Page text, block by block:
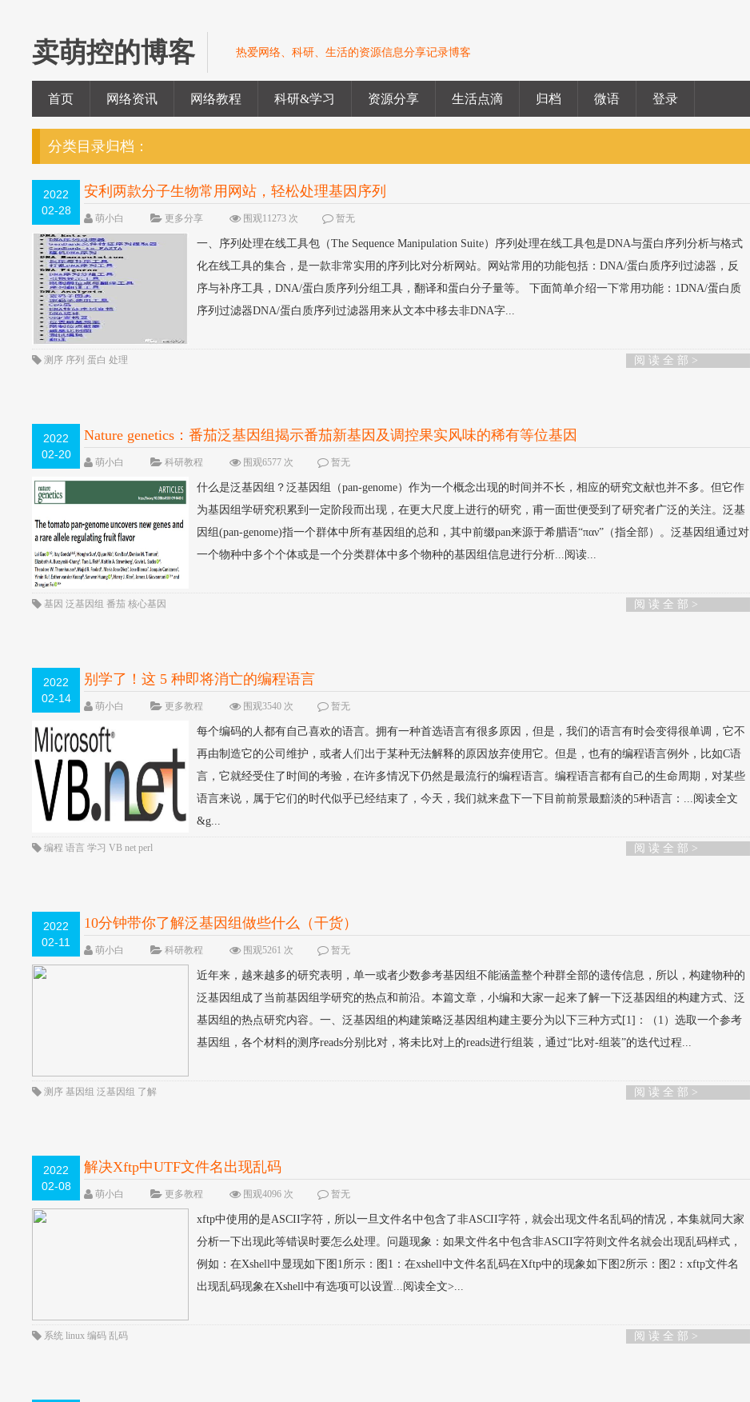
卖萌控的博客 热爱网络、科研、生活的资源信息分享记录博客
首页 网络资讯 网络教程 科研&学习 资源分享 生活点滴 归档 微语 登录
分类目录归档：
2022
02-28
安利两款分子生物常用网站，轻松处理基因序列
萌小白 更多分享 围观11273 次 暂无
一、序列处理在线工具包（The Sequence Manipulation Suite）序列处理在线工具包是DNA与蛋白序列分析与格式
化在线工具的集合，是一款非常实用的序列比对分析网站。网站常用的功能包括：DNA/蛋白质序列过滤器，反
序与补序工具，DNA/蛋白质序列分组工具，翻译和蛋白分子量等。 下面简单介绍一下常用功能：1DNA/蛋白质
序列过滤器DNA/蛋白质序列过滤器用来从文本中移去非DNA字...
阅 读 全 部 >
测序 序列蛋白处理
2022
02-20
Nature genetics：番茄泛基因组揭示番茄新基因及调控果实风味的稀有等位基因
萌小白 科研教程 围观6577 次 暂无
什么是泛基因组？泛基因组（pan-genome）作为一个概念出现的时间并不长，相应的研究文献也并不多。但它作
为基因组学研究积累到一定阶段而出现，在更大尺度上进行的研究，甫一面世便受到了研究者广泛的关注。泛基
因组(pan-genome)指一个群体中所有基因组的总和，其中前缀pan来源于希腊语“παν”（指全部）。泛基因组通过对
一个物种中多个个体或是一个分类群体中多个物种的基因组信息进行分析...阅读...
阅 读 全 部 >
基因泛基因组番茄核心基因
2022
02-14
别学了！这 5 种即将消亡的编程语言
萌小白 更多教程 围观3540 次 暂无
每个编码的人都有自己喜欢的语言。拥有一种首选语言有很多原因，但是，我们的语言有时会变得很单调，它不
再由制造它的公司维护，或者人们出于某种无法解释的原因放弃使用它。但是，也有的编程语言例外，比如C语
言，它就经受住了时间的考验，在许多情况下仍然是最流行的编程语言。编程语言都有自己的生命周期，对某些
语言来说，属于它们的时代似乎已经结束了，今天，我们就来盘下一下目前前景最黯淡的5种语言：...阅读全文
&g...
阅 读 全 部 >
编程语言学习VBnetperl
2022
02-11
10分钟带你了解泛基因组做些什么（干货）
萌小白 科研教程 围观5261 次 暂无
近年来，越来越多的研究表明，单一或者少数参考基因组不能涵盖整个种群全部的遗传信息，所以，构建物种的
泛基因组成了当前基因组学研究的热点和前沿。本篇文章，小编和大家一起来了解一下泛基因组的构建方式、泛
基因组的热点研究内容。一、泛基因组的构建策略泛基因组构建主要分为以下三种方式[1]：（1）选取一个参考
基因组，各个材料的测序reads分别比对，将未比对上的reads进行组装，通过“比对-组装”的迭代过程...
阅 读 全 部 >
测序 基因组泛基因组 了解
2022
02-08
解决Xftp中UTF文件名出现乱码
萌小白 更多教程 围观4096 次 暂无
xftp中使用的是ASCII字符，所以一旦文件名中包含了非ASCII字符，就会出现文件名乱码的情况，本集就同大家
分析一下出现此等错误时要怎么处理。问题现象：如果文件名中包含非ASCII字符则文件名就会出现乱码样式，
例如：在Xshell中显现如下图1所示：图1：在xshell中文件名乱码在Xftp中的现象如下图2所示：图2：xftp文件名
出现乱码现象在Xshell中有选项可以设置...阅读全文>...
阅 读 全 部 >
系统linux编码乱码